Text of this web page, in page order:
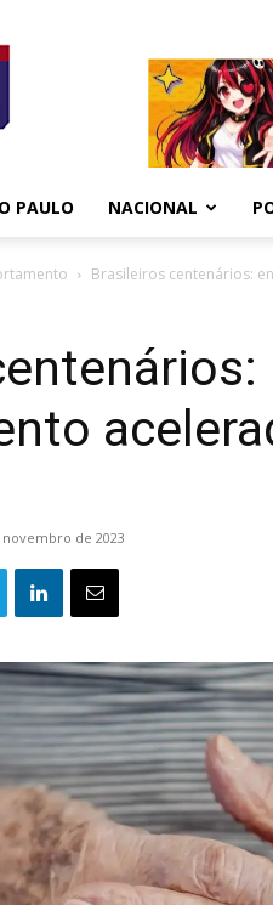
PAULO NACIONAL
Brasileiros centenários:
novembro de 2023